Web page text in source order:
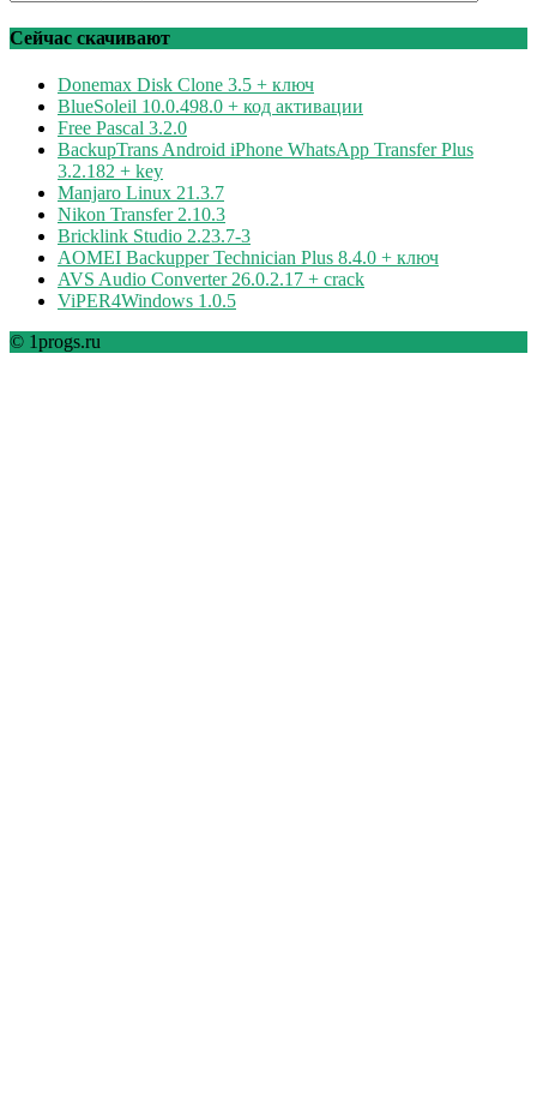
рубрикам
Сейчас скачивают
Donemax Disk Clone 3.5 + ключ
BlueSoleil 10.0.498.0 + код активации
Free Pascal 3.2.0
BackupTrans Android iPhone WhatsApp Transfer Plus
3.2.182 + key
Manjaro Linux 21.3.7
Nikon Transfer 2.10.3
Bricklink Studio 2.23.7-3
AOMEI Backupper Technician Plus 8.4.0 + ключ
AVS Audio Converter 26.0.2.17 + crack
ViPER4Windows 1.0.5
© 1progs.ru